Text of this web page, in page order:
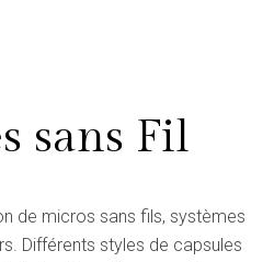
sans Fil
de micros sans fils, systèmes
Différents styles de capsules